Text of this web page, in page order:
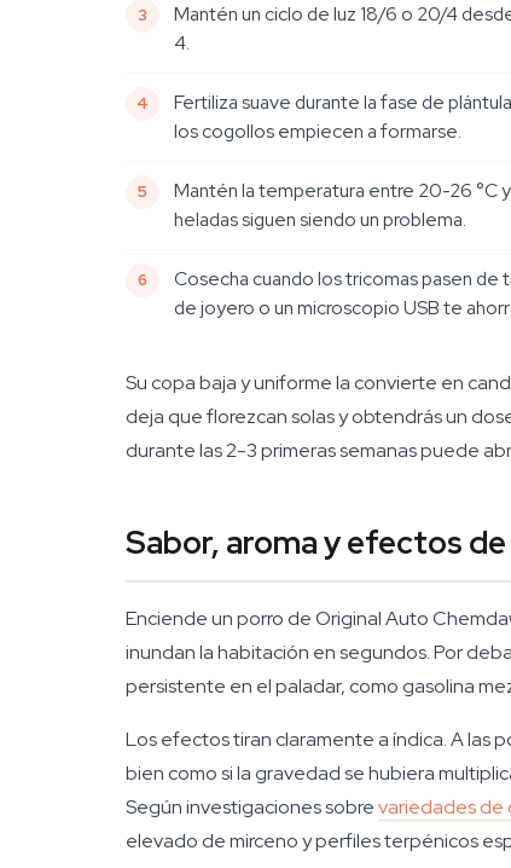
Mantén un ciclo de luz 18/6 o 20/4
4.
Fertiliza suave durante la fase de
los cogollos empiecen a formarse.
Mantén la temperatura entre 20-26 °C
heladas siguen siendo un problema.
Cosecha cuando los tricomas pasen de
de joyero o un microscopio USB te
Su copa baja y uniforme la convierte en
deja que florezcan solas y obtendrás un
durante las 2-3 primeras semanas puede
Sabor, aroma y efectos
Enciende un porro de Original Auto
inundan la habitación en segundos. Por
persistente en el paladar, como gasolina
Los efectos tiran claramente a índica. A las
bien como si la gravedad se hubiera
Según investigaciones sobrevariedades de
elevado de mirceno y perfiles terpénicos